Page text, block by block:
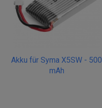
Akku für Syma X5SW - 500
mAh